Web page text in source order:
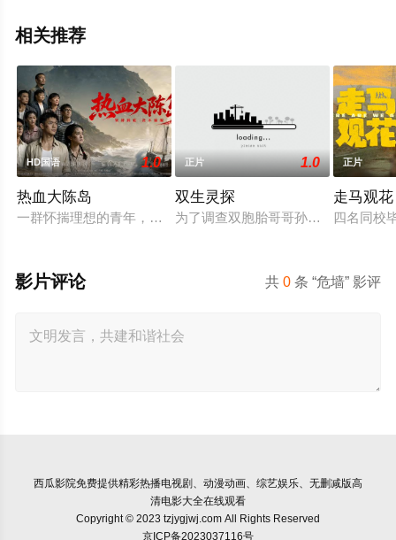
相关推荐
HD国语 1.0
热血大陈岛
一群怀揣理想的青年，毅然告别亲人、远离故土，登上了荒芜
正片 1.0
双生灵探
为了调查双胞胎哥哥孙小糊的失踪，
正片
走马观花
四名同校
共0 条 “危墙” 影评
影片评论
西瓜影院免费提供精彩热播电视剧、动漫动画、综艺娱乐、无删减版高
清电影大全在线观看
Copyright © 2023 tzjygjwj.com All Rights Reserved
京ICP备2023037116号